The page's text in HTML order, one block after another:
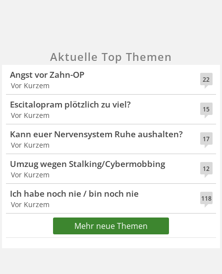
Aktuelle Top Themen
22
Angst vor Zahn-OP
Vor Kurzem
15
Escitalopram plötzlich zu viel?
Vor Kurzem
17
Kann euer Nervensystem Ruhe aushalten?
Vor Kurzem
12
Umzug wegen Stalking/Cybermobbing
Vor Kurzem
118
Ich habe noch nie / bin noch nie
Vor Kurzem
Mehr neue Themen